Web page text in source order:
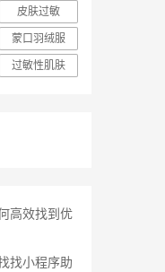
皮肤过敏
蒙口羽绒服
过敏性肌肤
高效找到优
找小程序助